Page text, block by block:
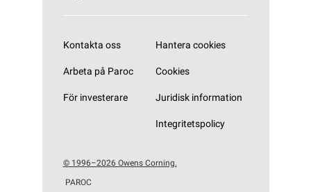
Kontakta oss
Arbeta på Paroc
För investerare
Hantera cookies
Cookies
Juridisk information
Integritetspolicy
© 1996–2026 Owens Corning.
PAROC